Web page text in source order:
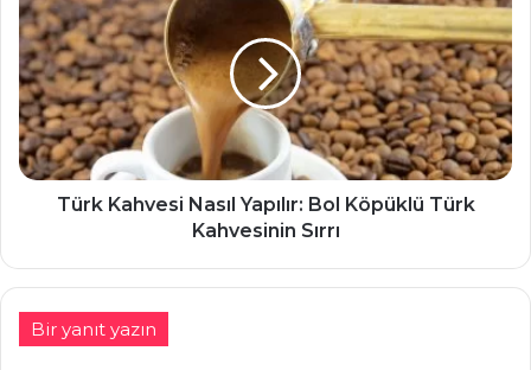
Türk Kahvesi Nasıl Yapılır: Bol Köpüklü Türk
Kahvesinin Sırrı
Bir yanıt yazın